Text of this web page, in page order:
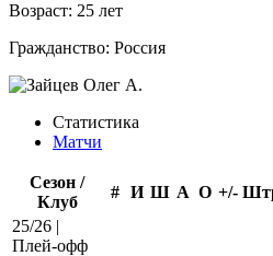
Возраст: 25 лет
Гражданство: Россия
Статистика
Матчи
Сезон /
Клуб
# И Ш А О +/-
25/26 |
Плей-офф